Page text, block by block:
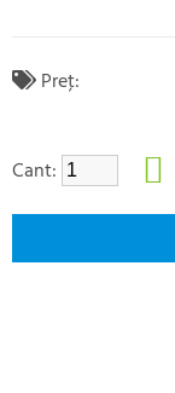
Preţ:
Cant: